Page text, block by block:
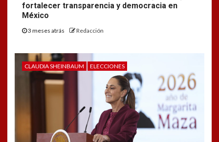
fortalecer transparencia y democracia en
México
3 meses atrás Redacción
CLAUDIA SHEINBAUM ELECCIONES